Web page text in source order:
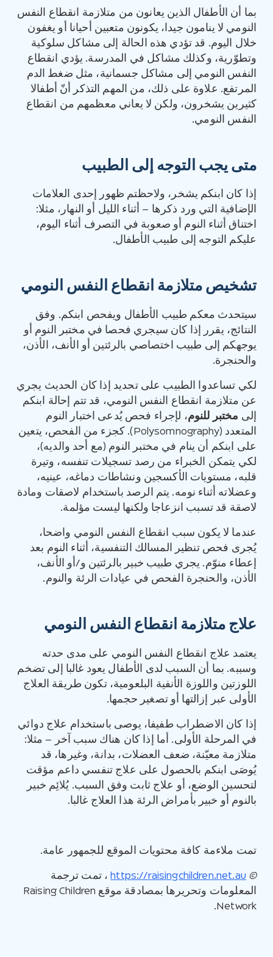
بما أن الأطفال الذين يعانون من متلازمة انقطاع النفس
النومي لا ينامون جيدا، يكونون متعبين أحيانا أو يغفون
خلال اليوم. قد تؤدي هذه الحالة إلى مشاكل سلوكية
وتطوّرية، وكذلك مشاكل في المدرسة. يؤدي انقطاع
النفس النومي إلى مشاكل جسمانية، مثل ضغط الدم
المرتفع. علاوة على ذلك، من المهم التذكر أنّ أطفالا
كثيرين يشخرون، ولكن لا يعاني معظمهم من انقطاع
النفس النومي.
متى يجب التوجه إلى الطبيب
إذا كان ابنكم يشخر، ولاحظتم ظهور إحدى العلامات
الإضافية التي ورد ذكرها – أثناء الليل أو النهار، مثلا:
اختناق أثناء النوم أو صعوبة في التصرف أثناء اليوم،
عليكم التوجه إلى طبيب الأطفال.
تشخيص متلازمة انقطاع النفس النومي
سيتحدث معكم طبيب الأطفال ويفحص ابنكم. وفق
النتائج، يقرر إذا كان سيجري فحصا في مختبر النوم أو
يوجهكم إلى طبيب اختصاصي بالرئتين أو الأنف، الأذن،
والحنجرة.
لكي تساعدوا الطبيب على تحديد إذا كان الحديث يجري
عن متلازمة انقطاع النفس النومي، قد تتم إحالة ابنكم
إلى مختبر للنوم، لإجراء فحص يُدعى اختبار النوم
المتعدد (Polysomnography). كجزء من الفحص، يتعين
على ابنكم أن ينام في مختبر النوم (مع أحد والديه)،
لكي يتمكن الخبراء من رصد تسجيلات تنفسه، وتيرة
قلبه، مستويات الأكسجين ونشاطات دماغه، عينيه،
وعضلاته أثناء نومه. يتم الرصد باستخدام لاصقات ومادة
لاصقة قد تسبب انزعاجا ولكنها ليست مؤلمة.
عندما لا يكون سبب انقطاع النفس النومي واضحا،
يُجرى فحص تنظير المسالك التنفسية، أثناء النوم بعد
إعطاء منوّم. يجري طبيب خبير بالرئتين و/أو الأنف،
الأذن، والحنجرة الفحص في عيادات الرئة والنوم.
علاج متلازمة انقطاع النفس النومي
يعتمد علاج انقطاع النفس النومي على مدى حدته
وسببه. بما أن السبب لدى الأطفال يعود غالبا إلى تضخم
اللوزتين واللوزة الأنفية البلعومية، تكون طريقة العلاج
الأولى عبر إزالتها أو تصغير حجمها.
إذا كان الاضطراب طفيفا، يوصى باستخدام علاج دوائي
في المرحلة الأولى. أما إذا كان هناك سبب آخر – مثلا:
متلازمة معيّنة، ضعف العضلات، بدانة، وغيرها، قد
يُوصَى ابنكم بالحصول على علاج تنفسي داعم مؤقت
لتحسين الوضع، أو علاج ثابت وفق السبب. يُلائِم خبير
بالنوم أو خبير بأمراض الرئة هذا العلاج غالبا.
تمت ملاءمة كافة محتويات الموقع للجمهور عامة.
©
https://raisingchildren.net.au ، تمت ترجمة
المعلومات وتحريرها بمصادقة موقع Raising Children
Network.